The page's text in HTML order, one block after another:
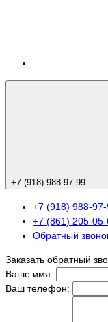
+7 (918) 988-97-99
+7 (918) 988-
+7 (861) 205-
Обратный
Заказать обратный
Ваше имя:
Ваш телефон: